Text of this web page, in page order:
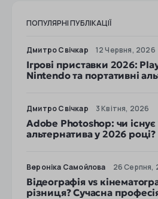
ПОПУЛЯРНІ ПУБЛІКАЦІЇ
Дмитро Свічкар 12 Червня, 2026
Ігрові приставки 2026:
Nintendo та портативні
Дмитро Свічкар 3 Квітня, 2026
Adobe Photoshop: чи
альтернатива у 2026 році?
Вероніка Самойлова 26 Серпня,
Відеографія vs
різниця? Сучасна